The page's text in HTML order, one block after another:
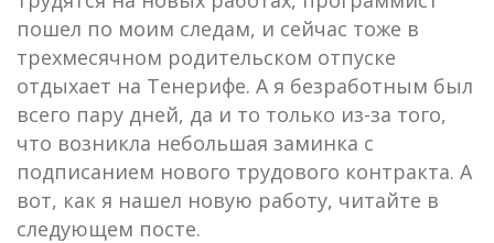
пошел по моим следам, и сейчас тоже в
трехмесячном родительском отпуске
отдыхает на Тенерифе. А я безработным был
всего пару дней, да и то только из-за того,
что возникла небольшая заминка с
подписанием нового трудового контракта. А
вот, как я нашел новую работу, читайте в
следующем посте.